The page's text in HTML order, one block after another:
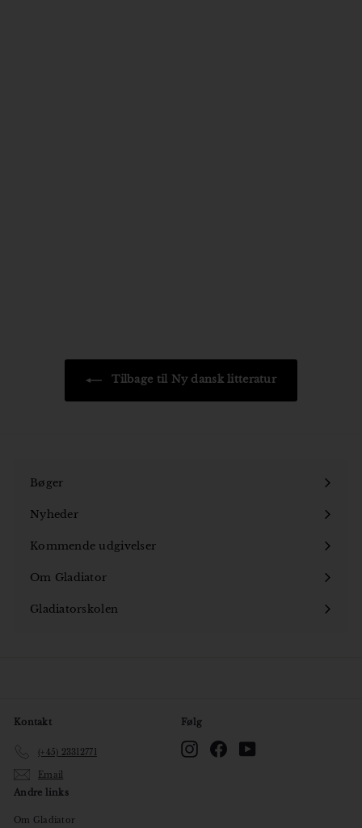
k
Tilbage til Ny dansk litteratur
Bøger
Åbn
Nyheder
Kommende udgivelser
Om Gladiator
Åbn
Gladiatorskolen
Åbn
Kontakt
(+45) 23312771
Email
Følg
InstagramFacebook
Andre links
Om Gladiator